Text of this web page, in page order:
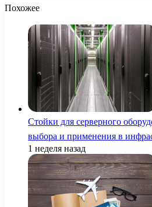
Похожее
Стойки для серверного
выбора и применения в
1 неделя назад